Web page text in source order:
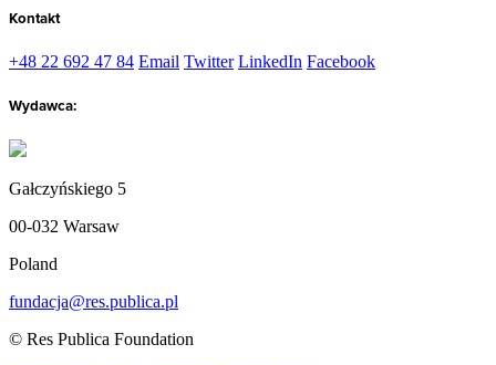
Kontakt
+48 22 692 47 84 Email Twitter LinkedIn Facebook
Wydawca:
Gałczyńskiego 5
00-032 Warsaw
Poland
fundacja@res.publica.pl
© Res Publica Foundation